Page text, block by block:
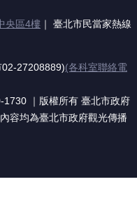
央區4樓 ｜ 臺北市民當家熱線
02-27208889)(各科室聯絡電
｜版權所有 臺北市政府
容均為臺北市政府觀光傳播